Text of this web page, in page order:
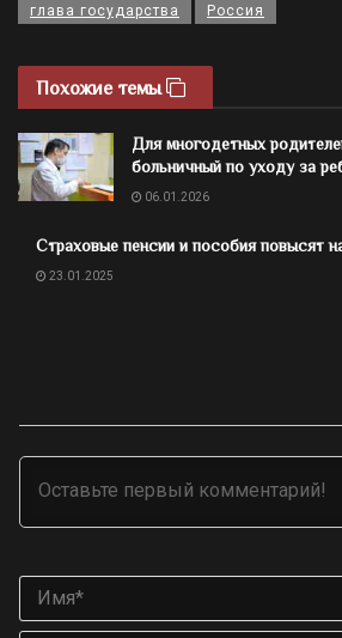
глава государства Россия
Похожие темы
Для многодетных
больничный по уходу за
06.01.2026
Страховые пенсии и пособия повысят
23.01.2025